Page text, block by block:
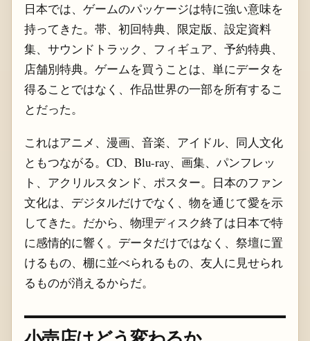
日本では、ゲームのパッケージは特に強い意味を
持ってきた。帯、初回特典、限定版、設定資料
集、サウンドトラック、フィギュア、予約特典、
店舗別特典。ゲームを買うことは、単にデータを
得ることではなく、作品世界の一部を所有するこ
とだった。
これはアニメ、漫画、音楽、アイドル、同人文化
ともつながる。CD、Blu-ray、画集、パンフレッ
ト、アクリルスタンド、ポスター。日本のファン
文化は、デジタルだけでなく、物を通じて愛を示
してきた。だから、物理ディスク終了は日本で特
に感情的に響く。データだけではなく、祭壇に置
けるもの、棚に並べられるもの、友人に見せられ
るものが消えるからだ。